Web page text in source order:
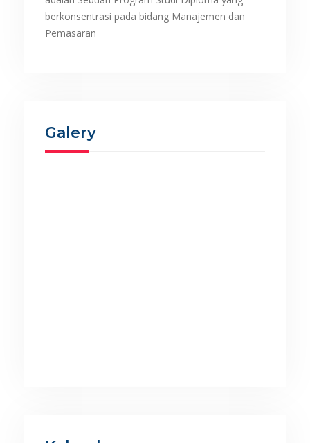
berkonsentrasi pada bidang Manajemen dan
Pemasaran
Galery